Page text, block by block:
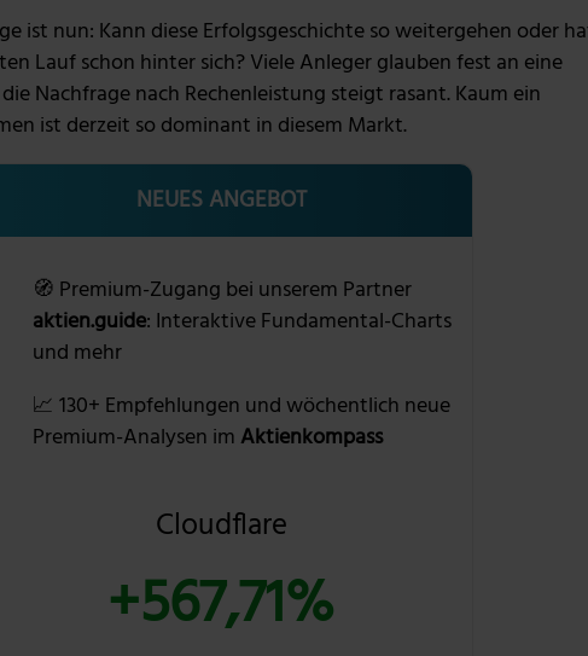
ist nun: Kann diese Erfolgsgeschichte so weitergehen oder
Lauf schon hinter sich? Viele Anleger glauben fest an eine
Nachfrage nach Rechenleistung steigt rasant. Kaum ein
ist derzeit so dominant in diesem Markt.
NEUES ANGEBOT
🧭 Premium-Zugang bei unserem Partner
aktien.guide: Interaktive Fundamental-Charts
und mehr
📈 130+ Empfehlungen und wöchentlich neue
Premium-Analysen im Aktienkompass
Cloudflare
+567,71%